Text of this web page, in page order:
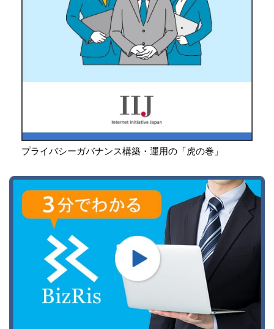
プライバシーガバナンス構築・運用の「虎の巻」